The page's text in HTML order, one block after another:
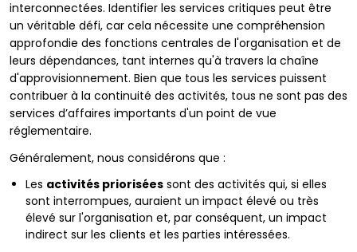
interconnectées. Identifier les services critiques peut être
un véritable défi, car cela nécessite une compréhension
approfondie des fonctions centrales de l'organisation et de
leurs dépendances, tant internes qu'à travers la chaîne
d'approvisionnement. Bien que tous les services puissent
contribuer à la continuité des activités, tous ne sont pas des
services d’affaires importants d'un point de vue
réglementaire.
Généralement, nous considérons que :
Les activités priorisées sont des activités qui, si elles
sont interrompues, auraient un impact élevé ou très
élevé sur l'organisation et, par conséquent, un impact
indirect sur les clients et les parties intéressées.